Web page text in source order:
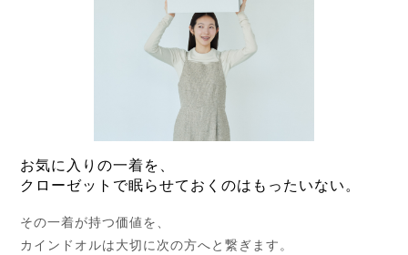
お気に入りの一着を、
クローゼットで眠らせておくのはもったいない。
その一着が持つ価値を、
カインドオルは大切に次の方へと繋ぎます。